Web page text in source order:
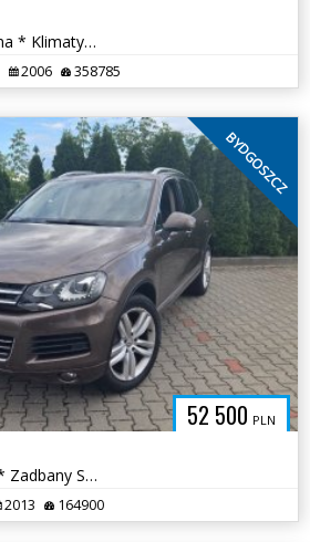
Opel Astra h 1,6 benzyna * Klimatyzacja Zadbane wnętrze * Bydgoszcz
2006 358785
52 500 PLN
BYDGOSZCZ
Vw Touareg 3,0 diesel * Zadbany Skóry Hak Nowe hamulce CarPlay *
2013 164900